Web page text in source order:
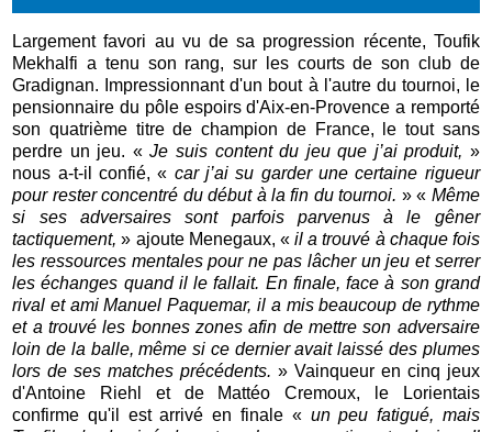
Largement favori au vu de sa progression récente, Toufik
Mekhalfi a tenu son rang, sur les courts de son club de
Gradignan. Impressionnant d'un bout à l'autre du tournoi, le
pensionnaire du pôle espoirs d'Aix-en-Provence a remporté
son quatrième titre de champion de France, le tout sans
perdre un jeu. «Je suis content du jeu que j’ai produit, »
nous a-t-il confié, « car j’ai su garder une certaine rigueur
pour rester concentré du début à la fin du tournoi. » « Même
si ses adversaires sont parfois parvenus à le gêner
tactiquement,» ajoute Menegaux, «il a trouvé à chaque fois
les ressources mentales pour ne pas lâcher un jeu et serrer
les échanges quand il le fallait. En finale, face à son grand
rival et ami Manuel Paquemar, il a mis beaucoup de rythme
et a trouvé les bonnes zones afin de mettre son adversaire
loin de la balle, même si ce dernier avait laissé des plumes
lors de ses matches précédents. » Vainqueur en cinq jeux
d'Antoine Riehl et de Mattéo Cremoux, le Lorientais
confirme qu'il est arrivé en finale « un peu fatigué, mais